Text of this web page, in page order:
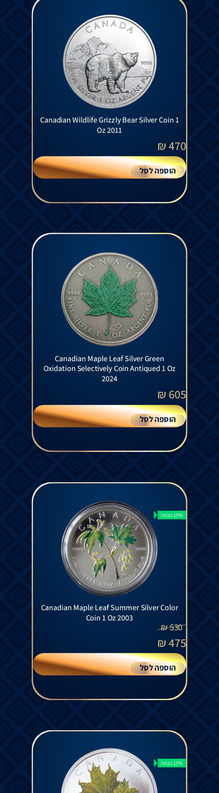
Canadian Wildlife Grizzly Bear Silver Coin 1
Oz 2011
470
₪
הוספה לסל
Canadian Maple Leaf Silver Green
Oxidation Selectively Coin Antiqued 1 Oz
2024
605
₪
הוספה לסל
10% הנחה
Canadian Maple Leaf Summer Silver Color
Coin 1 Oz 2003
530
₪
475
₪
הוספה לסל
10% הנחה